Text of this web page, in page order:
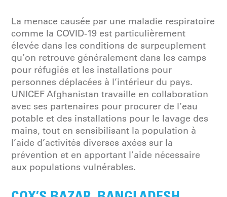
La menace causée par une maladie respiratoire
comme la COVID-19 est particulièrement
élevée dans les conditions de surpeuplement
qu’on retrouve généralement dans les camps
pour réfugiés et les installations pour
personnes déplacées à l’intérieur du pays.
UNICEF Afghanistan travaille en collaboration
avec ses partenaires pour procurer de l’eau
potable et des installations pour le lavage des
mains, tout en sensibilisant la population à
l’aide d’activités diverses axées sur la
prévention et en apportant l’aide nécessaire
aux populations vulnérables.